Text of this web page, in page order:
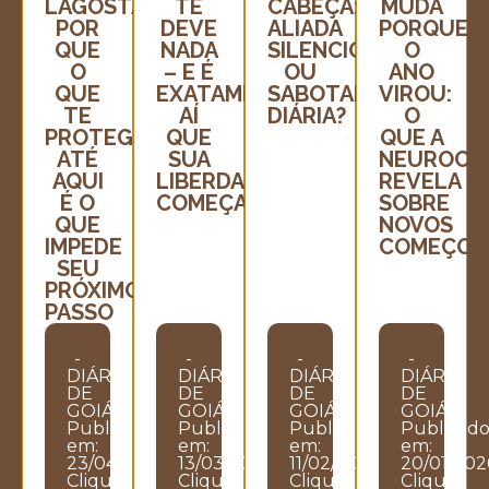
LAGOSTA:
POR
QUE
O
QUE
TE
PROTEGEU
ATÉ
AQUI
É O
QUE
IMPEDE
SEU
PRÓXIMO
PASSO
-
DIÁRIO
DE
GOIÁS
Publicado
em:
23/04/2026
Clique
TE
DEVE
NADA
– E É
EXATAMENTE
AÍ
QUE
SUA
LIBERDADE
COMEÇA
-
DIÁRIO
DE
GOIÁS
Publicado
em:
13/03/2026
Clique
CABEÇA:
ALIADA
SILENCIOSA
OU
SABOTADORA
DIÁRIA?
-
DIÁRIO
DE
GOIÁS
Publicado
em:
11/02/2026
Clique
MUDA
PORQUE
O
ANO
VIROU:
O
QUE A
REVELA
SOBRE
NOVOS
COMEÇOS
-
DIÁRIO
DE
GOIÁS
Publicado
em:
20/01/
Clique